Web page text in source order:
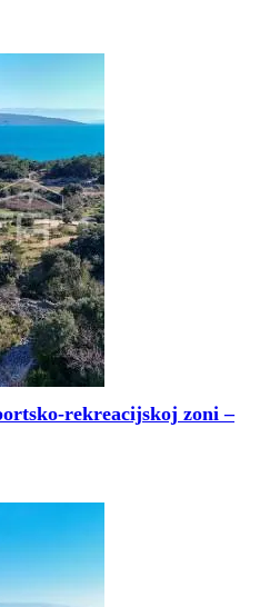
rekreacijskoj zoni –